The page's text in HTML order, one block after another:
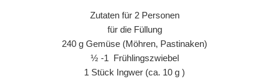
Zutaten für 2 Personen
für die Füllung
240 g Gemüse (Möhren, Pastinaken)
½ -1 Frühlingszwiebel
1 Stück Ingwer (ca. 10 g )